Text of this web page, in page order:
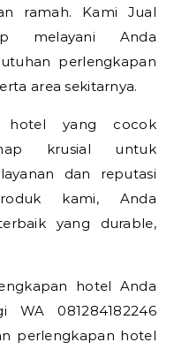
ramah. Kami Jual
melayani Anda
perlengkapan
area sekitarnya.
hotel yang cocok
krusial untuk
dan reputasi
kami, Anda
yang durable,
hotel Anda
081284182246
perlengkapan hotel